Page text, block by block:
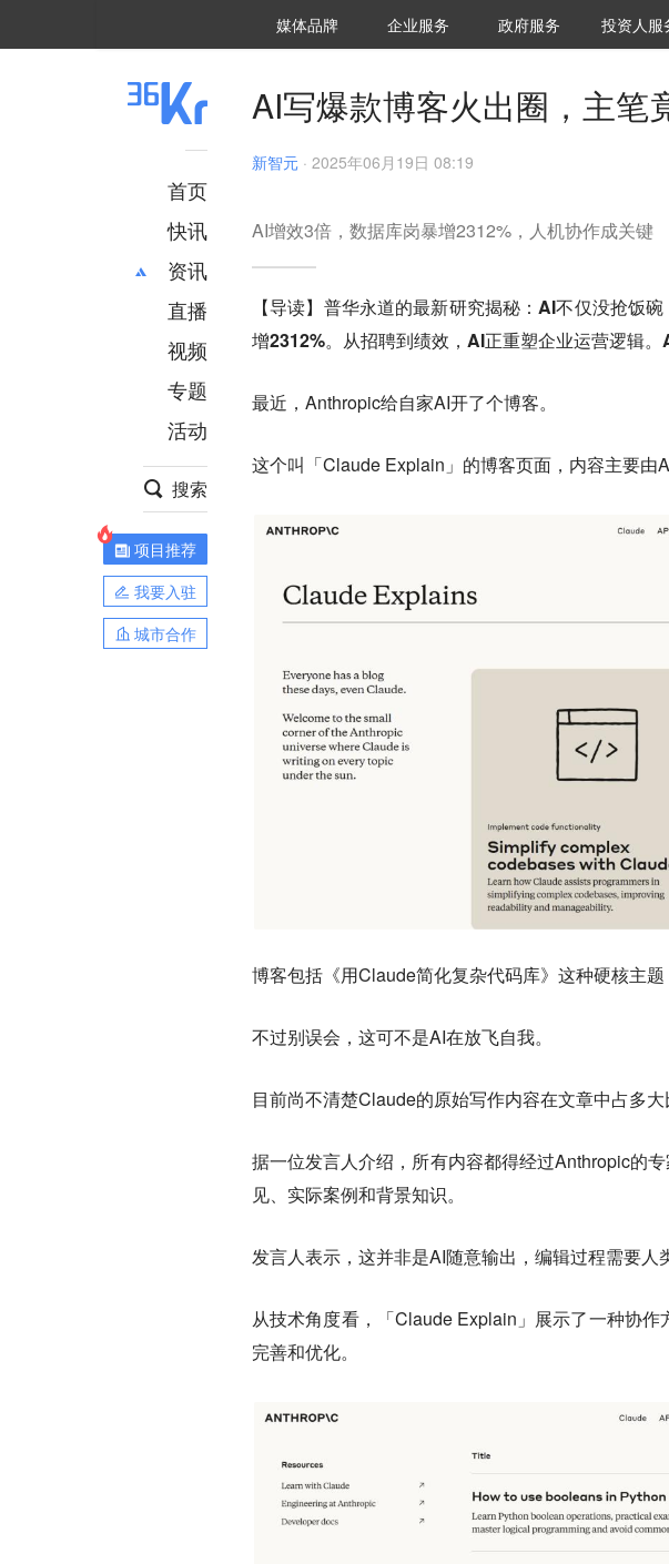
媒体品牌 36Kr研究院
企业服务 城市之窗
政府服务 VClub投资机
投资机构职位
投资人服
首页
快讯
资讯
推荐
财经
项目推荐
安徽
直播
视频
专题
活动
搜索
项目推荐
我要入驻
城市合作
AI写爆款博客火出圈，主笔
新智元 · 2025年06月19日 08:19
AI增效3倍，数据库岗暴增2312%，人机协作成关键
【导读】普华永道的最新研究揭秘：AI不仅没抢饭
增2312%。从招聘到绩效，AI正重塑企业运营逻辑
最近，Anthropic给自家AI开了个博客。
这个叫「Claude Explain」的博客页面，内容主要由
博客包括《用Claude简化复杂代码库》这种硬核主题
不过别误会，这可不是AI在放飞自我。
目前尚不清楚Claude的原始写作内容在文章中占多大
据一位发言人介绍，所有内容都得经过Anthropic的
见、实际案例和背景知识。
发言人表示，这并非是AI随意输出，编辑过程需要人
从技术角度看，「Claude Explain」展示了一种协作
完善和优化。